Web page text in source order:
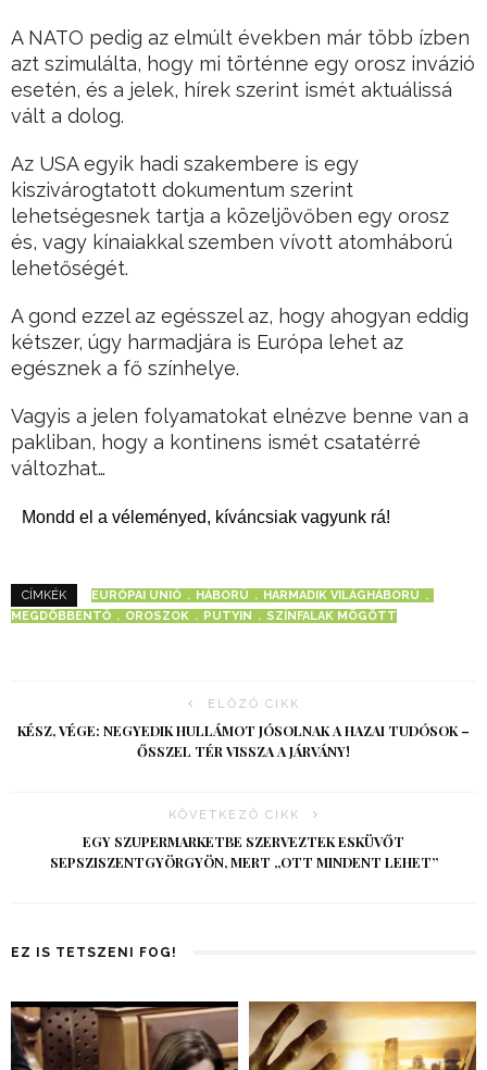
A NATO pedig az elmúlt években már több ízben
azt szimulálta, hogy mi történne egy orosz invázió
esetén, és a jelek, hírek szerint ismét aktuálissá
vált a dolog.
Az USA egyik hadi szakembere is egy
kiszivárogtatott dokumentum szerint
lehetségesnek tartja a közeljövőben egy orosz
és, vagy kínaiakkal szemben vívott atomháború
lehetőségét.
A gond ezzel az egésszel az, hogy ahogyan eddig
kétszer, úgy harmadjára is Európa lehet az
egésznek a fő színhelye.
Vagyis a jelen folyamatokat elnézve benne van a
pakliban, hogy a kontinens ismét csatatérré
változhat…
Mondd el a véleményed, kíváncsiak vagyunk rá!
CÍMKÉK EURÓPAI UNIÓ HÁBORÚ
HARMADIK VILÁGHÁBORÚ
MEGDÖBBENTŐ
OROSZOK PUTYIN SZÍNFALAK MÖGÖTT
ELŐZŐ CIKK
KÉSZ, VÉGE: NEGYEDIK HULLÁMOT JÓSOLNAK A HAZAI TUDÓSOK –
ŐSSZEL TÉR VISSZA A JÁRVÁNY!
KÖVETKEZŐ CIKK
EGY SZUPERMARKETBE SZERVEZTEK ESKÜVŐT
SEPSZISZENTGYÖRGYÖN, MERT „OTT MINDENT LEHET”
EZ IS TETSZENI FOG!